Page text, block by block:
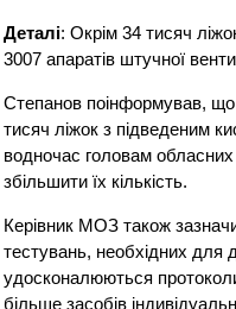
Деталі: Окрім 34 тисяч
3007 апаратів штучної
Степанов поінформував,
тисяч ліжок з підведеним
водночас головам
збільшити їх кількість.
Керівник МОЗ також
тестувань, необхідних для
удосконалюються
більше засобів